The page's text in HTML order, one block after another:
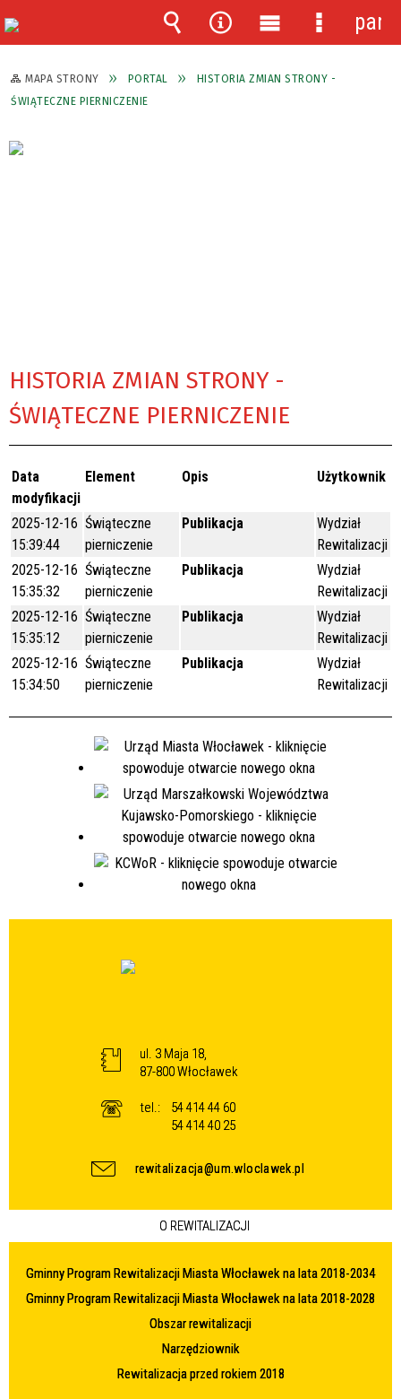
MAPA STRONY PORTAL
HISTORIA ZMIAN STRONY -
ŚWIĄTECZNE PIERNICZENIE
HISTORIA ZMIAN STRONY -
ŚWIĄTECZNE PIERNICZENIE
Data
modyfikacji
Element Opis Użytkownik
2025-12-16
15:39:44
Świąteczne
pierniczenie
Publikacja
Wydział
Rewitalizacji
2025-12-16
15:35:32
Świąteczne
pierniczenie
Publikacja
Wydział
Rewitalizacji
2025-12-16
15:35:12
Świąteczne
pierniczenie
Publikacja
Wydział
Rewitalizacji
2025-12-16
15:34:50
Świąteczne
pierniczenie
Publikacja
Wydział
Rewitalizacji
ul. 3 Maja 18,
87-800 Włocławek
tel.:
54 414 44 60
54 414 40 25
rewitalizacja@um.wloclawek.pl
O REWITALIZACJI
Gminny Program Rewitalizacji Miasta Włocławek na lata 2018-2034
Gminny Program Rewitalizacji Miasta Włocławek na lata 2018-2028
Obszar rewitalizacji
Narzędziownik
Rewitalizacja przed rokiem 2018
Wyszukiwarka
Narzędzia
Menu
główne
Menu